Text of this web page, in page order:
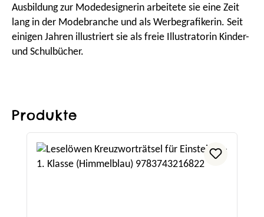
Ausbildung zur Modedesignerin arbeitete sie eine Zeit
lang in der Modebranche und als Werbegrafikerin. Seit
einigen Jahren illustriert sie als freie Illustratorin Kinder-
und Schulbücher.
Produkte